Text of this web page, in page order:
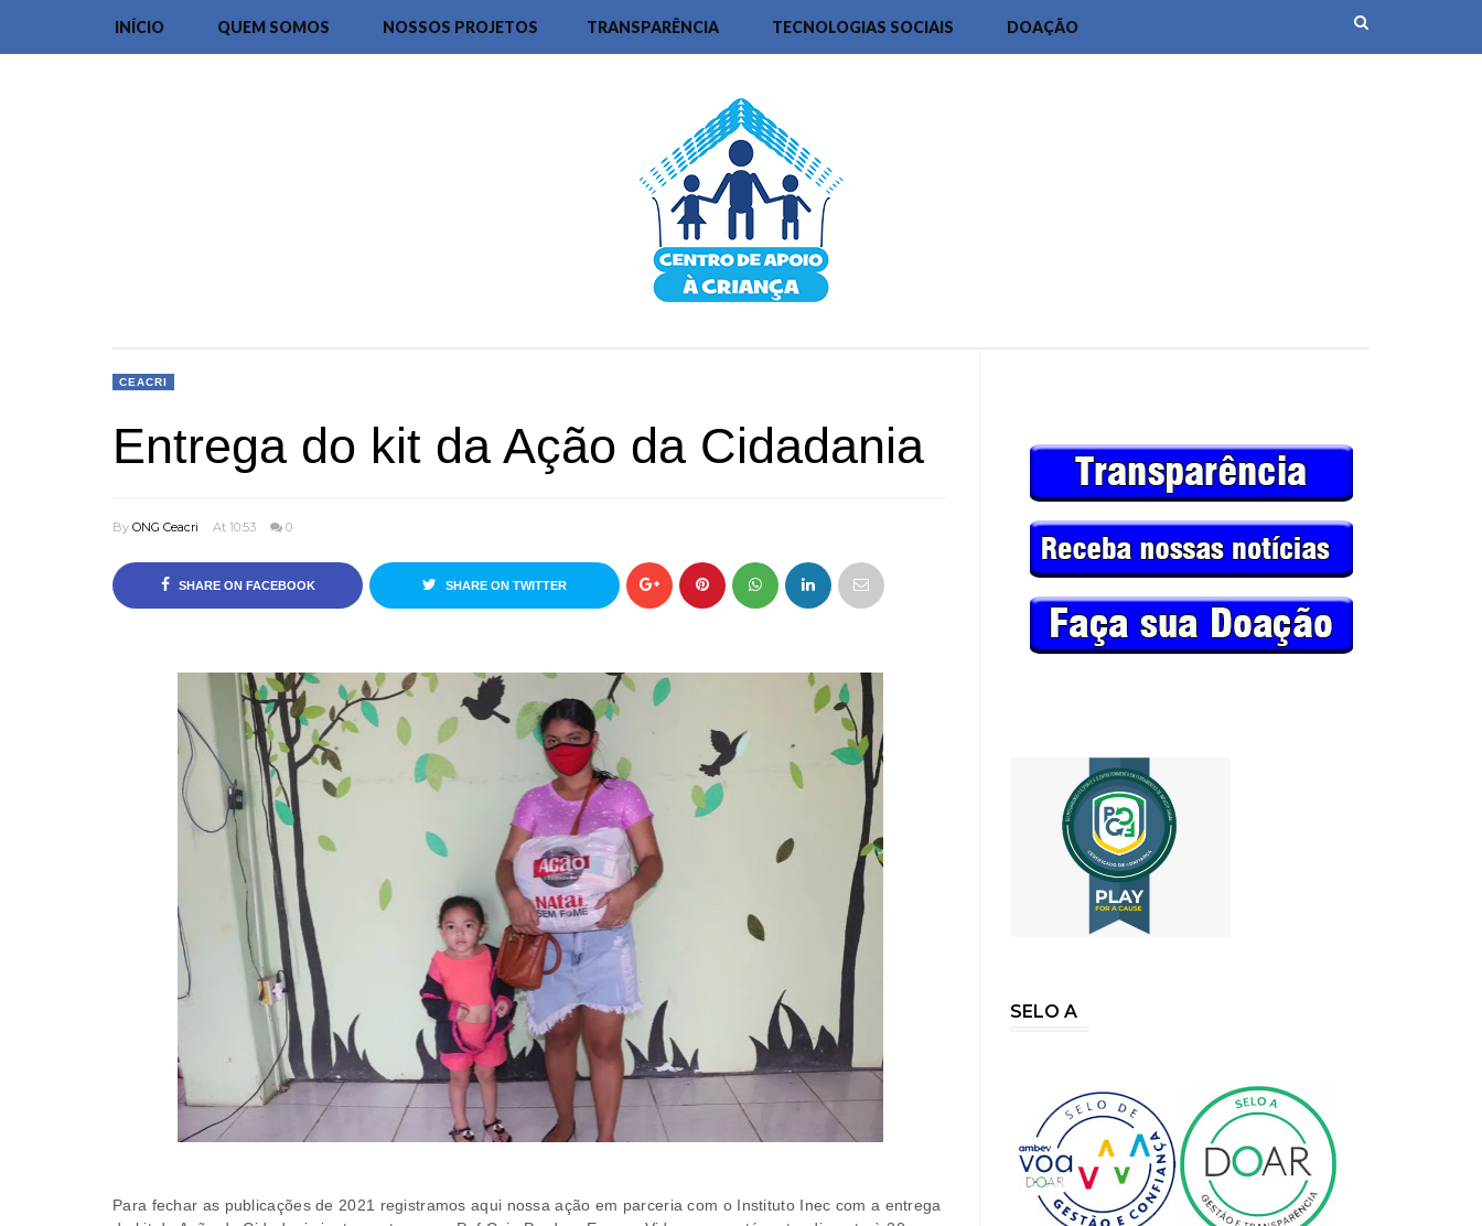
INÍCIO QUEM SOMOS NOSSOS PROJETOS TRANSPARÊNCIA TECNOLOGIAS SOCIAIS DOAÇÃO
CEACRI
Entrega do kit da Ação da Cidadania
By ONG Ceacri At 10:53 0
SHARE ON FACEBOOK SHARE ON TWITTER
Para fechar as publicações de 2021 registramos aqui nossa ação em parceria com o Instituto Inec com a entrega
SELO A